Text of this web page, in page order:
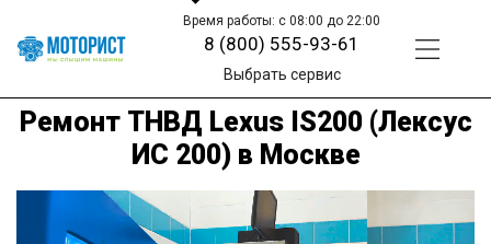
Время работы: с 08:00 до 22:00
8 (800) 555-93-61
Выбрать сервис
Ремонт ТНВД Lexus IS200 (Лексус
ИС 200) в Москве